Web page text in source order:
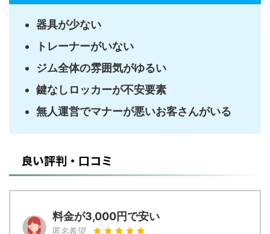
器具が少ない
トレーナーがいない
ジム全体の雰囲気がゆるい
鍵なしロッカーが不安要素
無人運営でマナーが悪いお客さんがいる
良い評判・口コミ
料金が3,000円で安い
匿名希望